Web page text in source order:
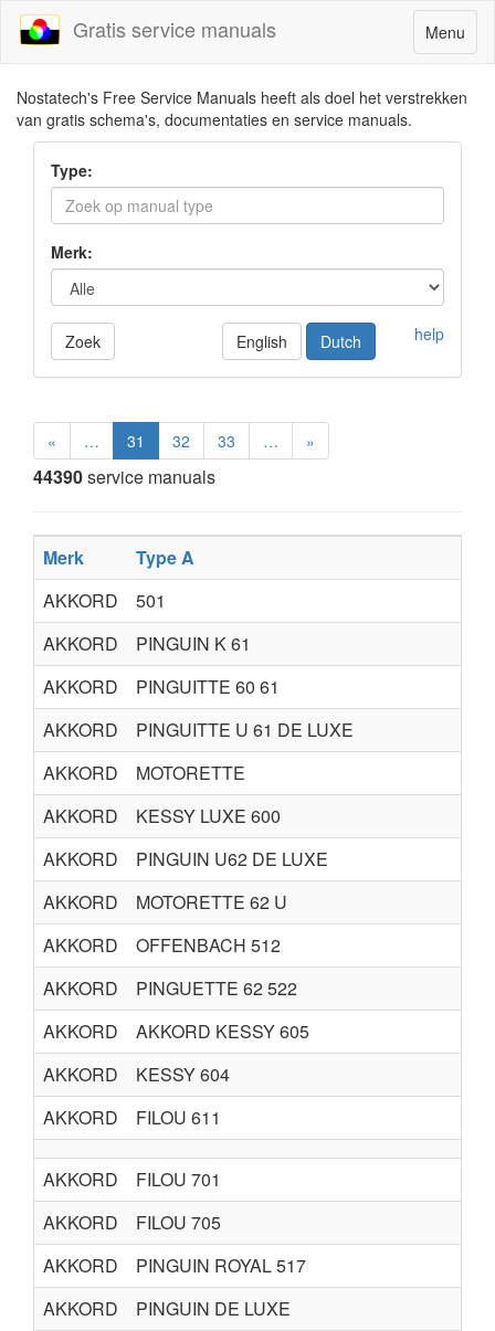
Toggle
navigation
Menu
Gratis service manuals
Nostatech's Free Service Manuals heeft als doel het verstrekken
van gratis schema's, documentaties en service manuals.
Type:
Merk:
Zoek help
English Dutch
« … 31 32 33 … »
44390service manuals
Merk Type A
AKKORD
501
AKKORD
PINGUIN K 61
AKKORD
PINGUITTE 60 61
AKKORD
PINGUITTE U 61 DE LUXE
AKKORD
MOTORETTE
AKKORD
KESSY LUXE 600
AKKORD
PINGUIN U62 DE LUXE
AKKORD
MOTORETTE 62 U
AKKORD
OFFENBACH 512
AKKORD
PINGUETTE 62 522
AKKORD
AKKORD KESSY 605
AKKORD
KESSY 604
AKKORD
FILOU 611
AKKORD
FILOU 701
AKKORD
FILOU 705
AKKORD
PINGUIN ROYAL 517
AKKORD
PINGUIN DE LUXE